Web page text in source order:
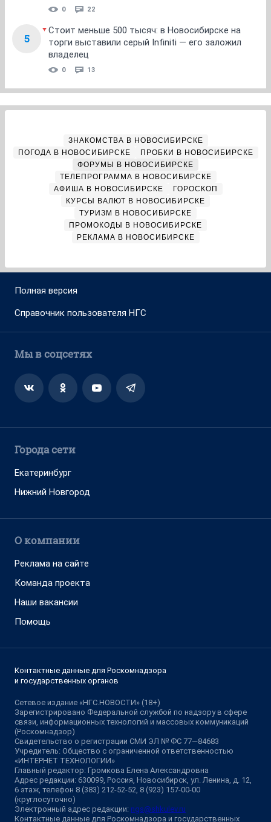
0 22
5
Стоит меньше 500 тысяч: в Новосибирске на
торги выставили серый Infiniti — его заложил
владелец
0 13
ЗНАКОМСТВА В НОВОСИБИРСКЕ
ПОГОДА В НОВОСИБИРСКЕ
ПРОБКИ В НОВОСИБИРСКЕ
ФОРУМЫ В НОВОСИБИРСКЕ
ТЕЛЕПРОГРАММА В НОВОСИБИРСКЕ
АФИША В НОВОСИБИРСКЕ
ГОРОСКОП
КУРСЫ ВАЛЮТ В НОВОСИБИРСКЕ
ТУРИЗМ В НОВОСИБИРСКЕ
ПРОМОКОДЫ В НОВОСИБИРСКЕ
РЕКЛАМА В НОВОСИБИРСКЕ
Полная версия
Справочник пользователя НГС
Мы в соцсетях
Города сети
Екатеринбург
Нижний Новгород
О компании
Реклама на сайте
Команда проекта
Наши вакансии
Помощь
Контактные данные для Роскомнадзора
и государственных органов
Сетевое издание «НГС.НОВОСТИ» (18+)
Зарегистрировано Федеральной службой по надзору в сфере
связи, информационных технологий и массовых коммуникаций
(Роскомнадзор)
Свидетельство о регистрации СМИ ЭЛ № ФС 77—84683
Учредитель: Общество с ограниченной ответственностью
«ИНТЕРНЕТ ТЕХНОЛОГИИ»
Главный редактор: Громкова Елена Александровна
Адрес редакции: 630099, Россия, Новосибирск, ул. Ленина, д. 12,
6 этаж, телефон 8 (383) 212-52-52, 8 (923) 157-00-00
(круглосуточно)
Электронный адрес редакции: ngs@shkulev.ru
Контактные данные для Роскомнадзора и государственных